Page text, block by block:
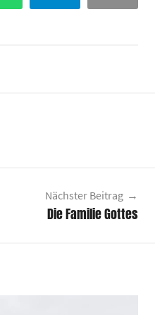
Nächster Beitrag
Die Familie Gottes